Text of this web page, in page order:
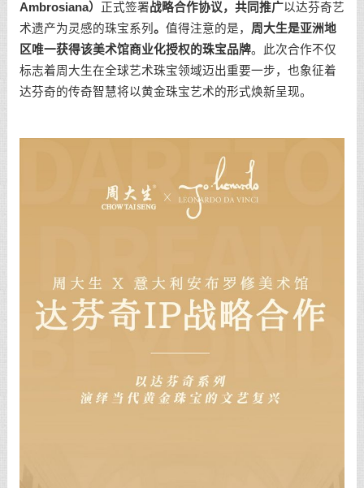
Ambrosiana）
正式签署战略合作协议，共同推广以达芬奇艺
术遗产为灵感的珠宝系列 。 值得注意的是， 周大生是亚洲地
区唯一获得该美术馆商业化授权的珠宝品牌。此次合作不仅
标志着周大生在全球艺术珠宝领域迈出重要一步，也象征着
达芬奇的传奇智慧将以黄金珠宝艺术的形式焕新呈现。